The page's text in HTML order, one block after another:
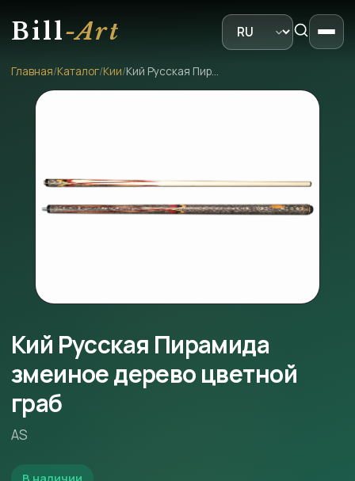
Bill-Art
Главная/Каталог/Кии/ Кий Русская Пирамида змеиное дерево цветной граб
Кий Русская Пирамида
змеиное дерево цветной
граб
AS
В наличии